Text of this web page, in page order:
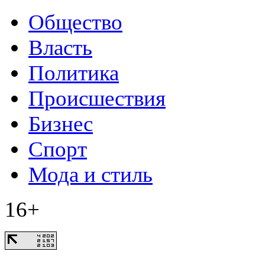
Общество
Власть
Политика
Происшествия
Бизнес
Спорт
Мода и стиль
16+